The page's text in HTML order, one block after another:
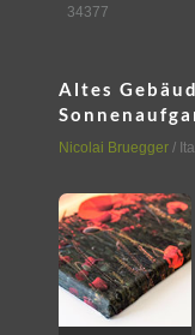
34377
Altes
Nicolai Bruegger /